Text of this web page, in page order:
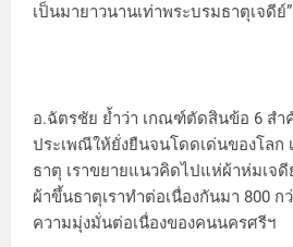
เป็นมายาวนานเท่าพระบรมธาตุเจดีย์”
อ.ฉัตรชัย ย้ำว่า เกณฑ์ตัดสินข้อ 6 สำ
ประเพณีให้ยั่งยืนจนโดดเด่นของโลก
ธาตุ เราขยายแนวคิดไปแห่ผ้าห่มเจ
ผ้าขึ้นธาตุเราทำต่อเนื่องกันมา 800
ความมุ่งมั่นต่อเนื่องของคนนครศรีฯ